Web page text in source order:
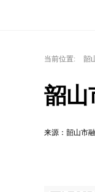
当前位置: 韶
韶山
来源：韶山市